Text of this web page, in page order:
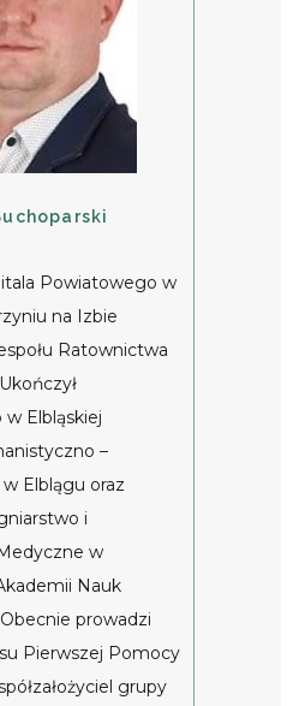
Powiatowego w
na Izbie
Ratownictwa
Elbląskiej
–
Elblągu oraz
i
w
Nauk
prowadzi
Pierwszej Pomocy
grupy